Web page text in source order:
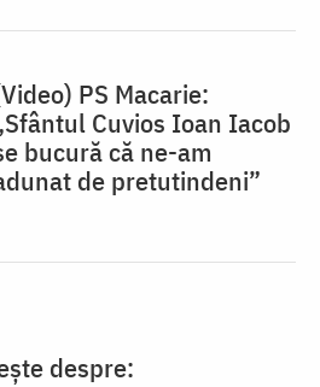
PS Macarie:
Cuvios Ioan Iacob
bucură că ne-am
de pretutindeni”
despre: